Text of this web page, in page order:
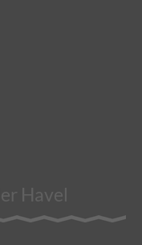
Havel